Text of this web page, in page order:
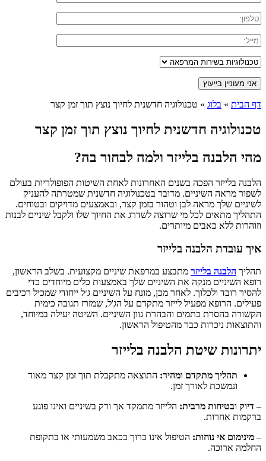
דף הבית » בלוג » טכנולוגיה חדשנית לחיוך נוצץ תוך זמן קצר
טכנולוגיה חדשנית לחיוך נוצץ תוך זמן קצר
מהי הלבנה בלייזר ולמה לבחור בה?
הלבנה בלייזר הפכה בשנים האחרונות לאחת השיטות הפופולריות בעולם
לשפור מראה השיניים. מדובר בטכנולוגיה חדשנית שמטרתה להעניק
לשיניים שלך מראה לבן וטהור בזמן קצר, ובאמצעים מדויקים ובטוחים.
התהליך מתאים לכל מי שרוצה לשדרג את החיוך שלו ולקבל שיניים לבנות
וזוהרות ללא כאבים מיותרים.
איך עובדת הלבנה בלייזר
תהליך הלבנה בלייזר מתבצע במרפאת שיניים מקצועית. בשלב הראשון,
רופא השיניים מנקה את השיניים שלך באמצעות כלים מיוחדים כדי
להסיר רובד ולכלוך. לאחר מכן, מונח על השיניים ג׳ל ייחודי שמכיל רכיבים
פעילים. הרופא מפעיל לייזר מתקדם על הג'ל, שמזרז תגובה כימית
הקשורה בהסרת כתמים והבהרת גוון השיניים. השיטה יעילה במיוחד,
והתוצאות ניכרות כבר מהטיפול הראשון.
יתרונות שיטת הלבנה בלייזר
תהליך מתקדם ומהיר: התוצאה מתקבלת תוך זמן קצר מאוד
ונמשכת לאורך זמן.
– דיוק ובטיחות מרבית: הלייזר מתמקד אך ורק בשיניים ואינו פוגע
ברקמות אחרות.
– מינימום אי נוחות: הטיפול אינו כרוך בכאב משמעותי או בתקופת
החלמה ארוכה.